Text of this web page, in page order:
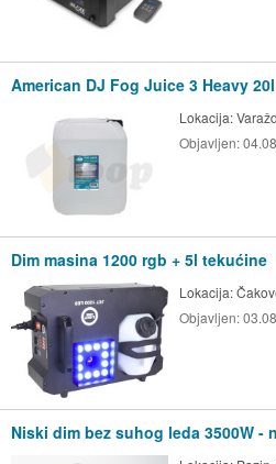
American DJ Fog Juice 3 Heavy
Lokacija:
Objavljen:
Dim masina 1200 rgb + 5l tekućine
Lokacija:
Objavljen:
Niski dim bez suhog leda 3500W -